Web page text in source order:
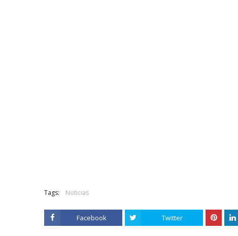
Tags: Noticias
Facebook Twitter